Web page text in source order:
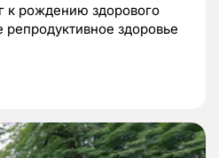
к рождению здорового
здоровье